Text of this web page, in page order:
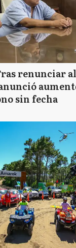
renunciar
sin fecha